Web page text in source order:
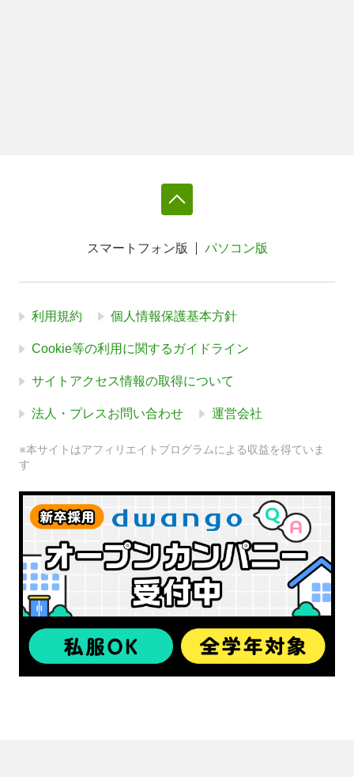
スマートフォン版 パソコン版
利用規約 個人情報保護基本方針
Cookie等の利用に関するガイドライン
サイトアクセス情報の取得について
法人・プレスお問い合わせ 運営会社
※本サイトはアフィリエイトプログラムによる収益を得ていま
す